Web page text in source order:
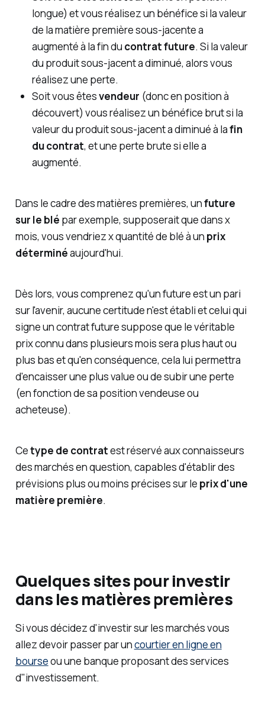
longue) et vous réalisez un bénéfice si la valeur
de la matière première sous-jacente a
augmenté à la fin du contrat future. Si la valeur
du produit sous-jacent a diminué, alors vous
réalisez une perte.
Soit vous êtesvendeur (donc en position à
découvert) vous réalisez un bénéfice brut si la
valeur du produit sous-jacent a diminué à lafin
du contrat, et une perte brute si elle a
augmenté.
Dans le cadre des matières premières, unfuture
sur le blé par exemple, supposerait que dans x
mois, vous vendriez x quantité de blé à un prix
déterminéaujourd'hui.
Dès lors, vous comprenez qu'un future est un pari
sur l'avenir, aucune certitude n'est établi et celui qui
signe un contrat future suppose que le véritable
prix connu dans plusieurs mois sera plus haut ou
plus bas et qu'en conséquence, cela lui permettra
d'encaisser une plus value ou de subir une perte
(en fonction de sa position vendeuse ou
acheteuse).
Cetype de contratest réservé aux connaisseurs
des marchés en question, capables d'établir des
prévisions plus ou moins précises sur le prix d'une
matière première.
Quelques sites pour investir
dans les matières premières
Si vous décidez d'investir sur les marchés vous
allez devoir passer par uncourtier en ligne en
bourseou une banque proposant des services
d"investissement.